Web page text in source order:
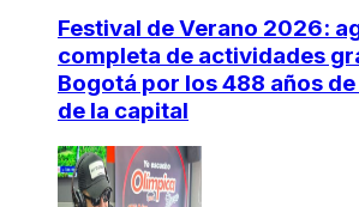
Festival de Verano 2026:
completa de actividades
Bogotá por los 488 años
de la capital